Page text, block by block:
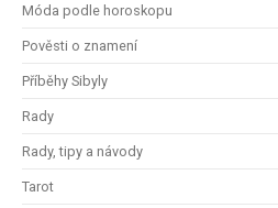
Móda podle horoskopu
Pověsti o znamení
Příběhy Sibyly
Rady
Rady, tipy a návody
Tarot